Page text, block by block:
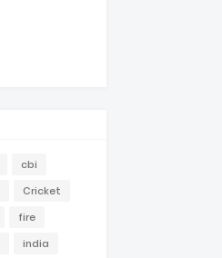
cbi
Cricket
fire
india